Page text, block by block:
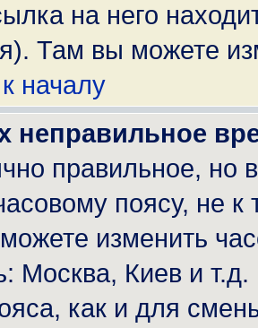
на него
Там вы можете
началу
неправильное
правильное, но
поясу, не
изменить
Москва, Киев и
как и для